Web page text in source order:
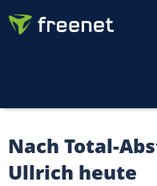
Nach Total-
Ullrich heute